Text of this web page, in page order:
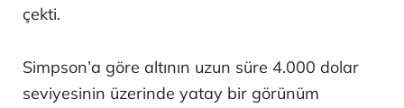
çekti.
Simpson’a göre altının uzun süre 4.000 dolar
seviyesinin üzerinde yatay bir görünüm